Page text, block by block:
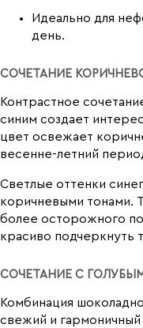
Идеально для
день.
СОЧЕТАНИЕ
Контрастное
синим создает
цвет освежает
весенне-летний
Светлые оттенки
коричневыми тонами.
более осторожного
красиво подчеркнуть
СОЧЕТАНИЕ С ГОЛУБЫМ
Комбинация
свежий и гармоничный